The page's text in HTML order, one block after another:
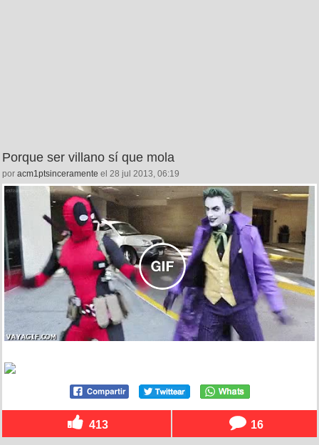
Porque ser villano sí que mola
por acm1ptsinceramente el 28 jul 2013, 06:19
413 16